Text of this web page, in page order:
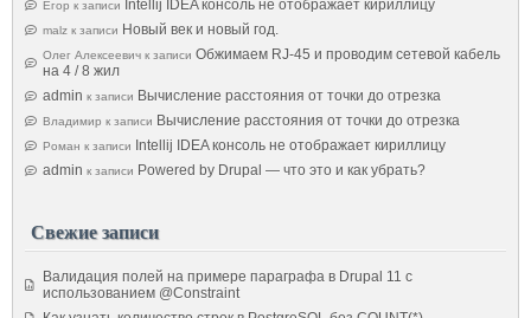
Егор к записи Intellij IDEA консоль не отображает кириллицу
malz к записи Новый век и новый год.
Олег Алексеевич к записи Обжимаем RJ-45 и проводим сетевой кабель
на 4 / 8 жил
admin к записи Вычисление расстояния от точки до отрезка
Владимир к записи Вычисление расстояния от точки до отрезка
Роман к записи
Intellij IDEA консоль не отображает кириллицу
admin к записи Powered by Drupal — что это и как убрать?
Свежие записи
Валидация полей на примере параграфа в Drupal 11 с
использованием @Constraint